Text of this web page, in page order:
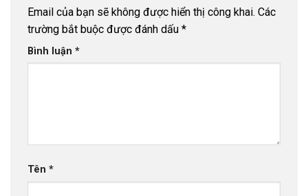
Email của bạn sẽ không được hiển thị công khai. Các
trường bắt buộc được đánh dấu *
Bình luận *
Tên *